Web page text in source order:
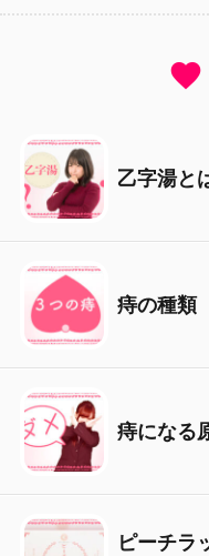
favorite
乙字湯と
痔の種類
痔になる
ピーチラ